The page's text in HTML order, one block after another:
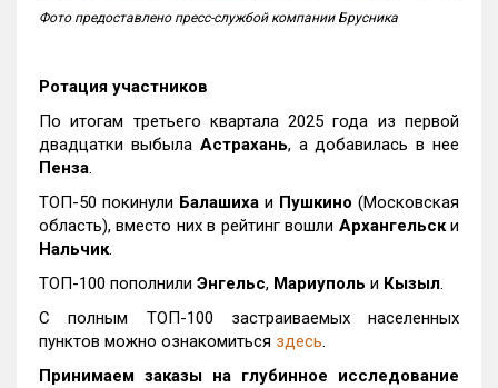
Фото предоставлено пресс-службой компании Брусника
Ротация участников
По итогам третьего квартала 2025 года из первой
двадцатки выбыла Астрахань, а добавилась в нее
Пенза.
ТОП-50 покинули Балашиха и Пушкино (Московская
область), вместо них в рейтинг вошли Архангельски
Нальчик.
ТОП-100 пополнили Энгельс, Мариуполь и Кызыл.
С полным ТОП-100 застраиваемых населенных
пунктов можно ознакомиться здесь.
Принимаем заказы на глубинное исследование